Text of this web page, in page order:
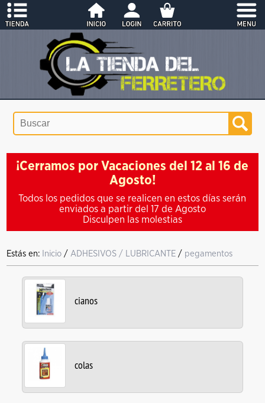
¡Cerramos por Vacaciones del 12 al 16 de
Agosto!
Todos los pedidos que se realicen en estos días serán
enviados a partir del 17 de Agosto
Disculpen las molestias
Estás en: Inicio / ADHESIVOS / LUBRICANTE / pegamentos
cianos
colas